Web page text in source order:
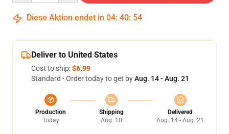
Diese Aktion endet in 04: 40: 54
Deliver to United States
Cost to ship:$6.99
Standard - Order today to get byAug. 14 - Aug. 21
Production
Today
Shipping
Aug. 10
Delivered
Aug. 14 - Aug. 21